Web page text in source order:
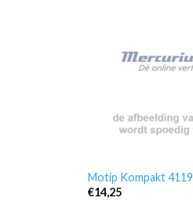
Motip Kompakt
€14,25